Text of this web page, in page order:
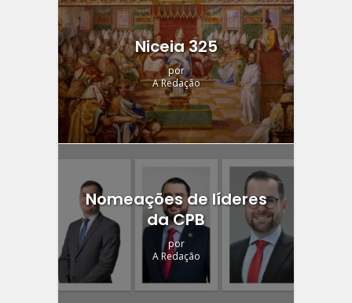
Niceia 325
por
A Redação
Nomeações de líderes
da CPB
por
A Redação